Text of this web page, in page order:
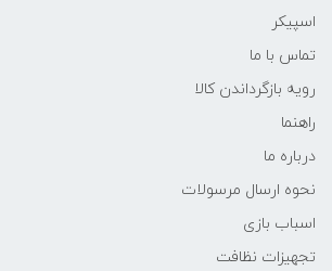
اسپیکر
تماس با ما
رویه بازگرداندن کالا
راهنما
درباره ما
نحوه ارسال مرسولات
اسباب بازی
تجهیزات نظافت